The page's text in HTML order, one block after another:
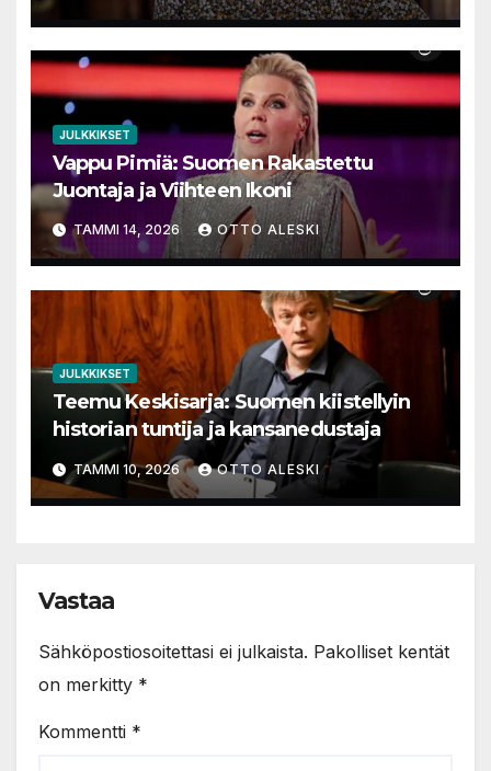
JULKKIKSET
Vappu Pimiä: Suomen Rakastettu
Juontaja ja Viihteen Ikoni
TAMMI 14, 2026 OTTO ALESKI
JULKKIKSET
Teemu Keskisarja: Suomen kiistellyin
historian tuntija ja kansanedustaja
TAMMI 10, 2026 OTTO ALESKI
Vastaa
Sähköpostiosoitettasi ei julkaista. Pakolliset kentät
on merkitty *
Kommentti *